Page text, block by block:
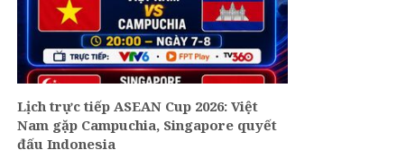
Lịch trực tiếp ASEAN Cup 2026: Việt
Nam gặp Campuchia, Singapore quyết
đấu Indonesia